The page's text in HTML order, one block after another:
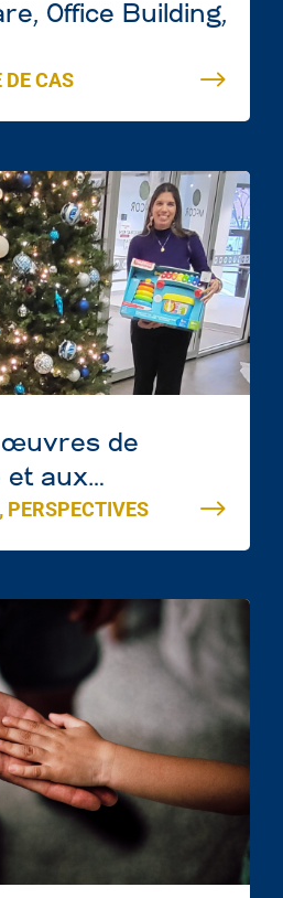
Office Building,
DE CAS
œuvres de
et aux
d’Edmonton en
des Fêtes
, PERSPECTIVES